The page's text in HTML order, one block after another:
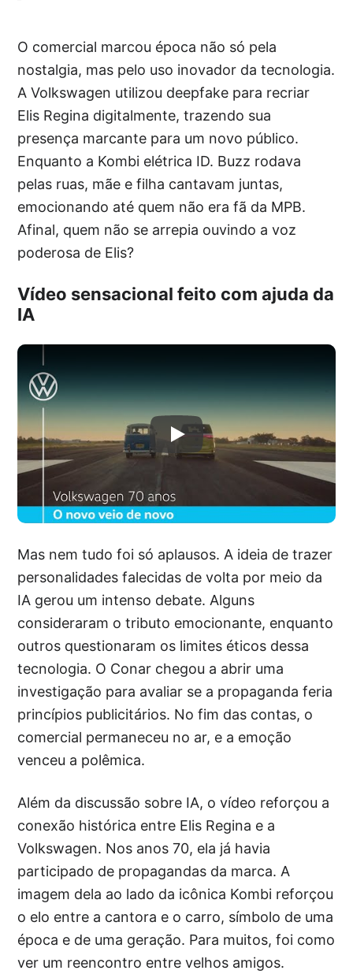
O comercial marcou época não só pela
nostalgia, mas pelo uso inovador da tecnologia.
A Volkswagen utilizou deepfake para recriar
Elis Regina digitalmente, trazendo sua
presença marcante para um novo público.
Enquanto a Kombi elétrica ID. Buzz rodava
pelas ruas, mãe e filha cantavam juntas,
emocionando até quem não era fã da MPB.
Afinal, quem não se arrepia ouvindo a voz
poderosa de Elis?
Vídeo sensacional feito com ajuda da
IA
Mas nem tudo foi só aplausos. A ideia de trazer
personalidades falecidas de volta por meio da
IA gerou um intenso debate. Alguns
consideraram o tributo emocionante, enquanto
outros questionaram os limites éticos dessa
tecnologia. O Conar chegou a abrir uma
investigação para avaliar se a propaganda feria
princípios publicitários. No fim das contas, o
comercial permaneceu no ar, e a emoção
venceu a polêmica.
Além da discussão sobre IA, o vídeo reforçou a
conexão histórica entre Elis Regina e a
Volkswagen. Nos anos 70, ela já havia
participado de propagandas da marca. A
imagem dela ao lado da icônica Kombi reforçou
o elo entre a cantora e o carro, símbolo de uma
época e de uma geração. Para muitos, foi como
ver um reencontro entre velhos amigos.